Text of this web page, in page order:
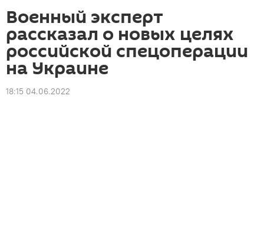
Военный эксперт
рассказал о новых целях
российской спецоперации
на Украине
18:15 04.06.2022